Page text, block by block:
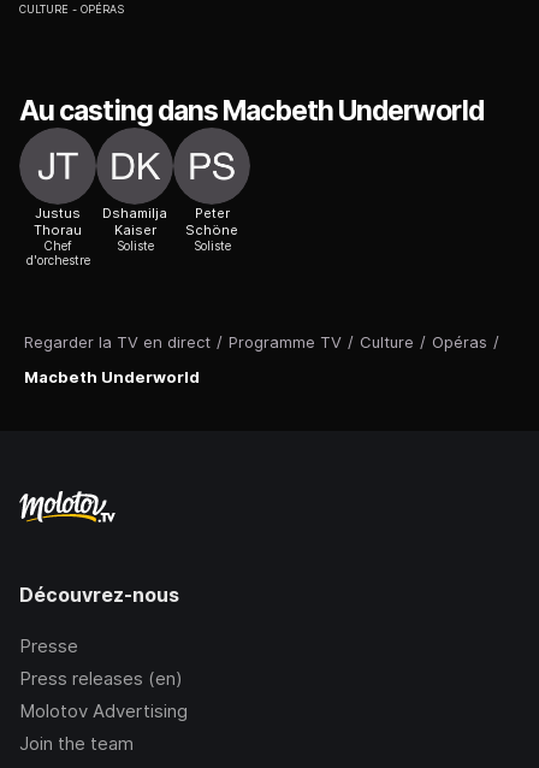
Regarder la TV en direct / Programme TV / Culture / Opéras /
Macbeth Underworld
CULTURE OPÉRAS
Au casting dans Macbeth Underworld
Justus
Thorau
Chef
d'orchestre
Dshamilja
Kaiser
Soliste
Peter
Schöne
Soliste
Découvrez-nous
Presse
Press releases (en)
Molotov Advertising
Join the team